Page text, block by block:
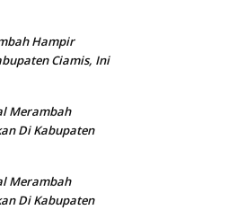
Hampir
Ciamis, Ini
Merambah
Di Kabupaten
Merambah
Di Kabupaten